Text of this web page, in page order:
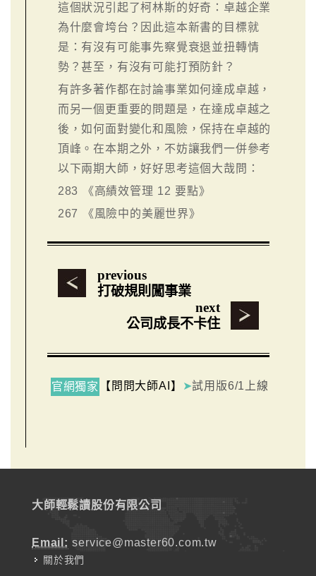
這個狀況引起了柯林斯的好奇：卓越企業
為什麼會垮台？因此這本新書的目標就
是：有沒有可能事先察覺衰退並扭轉情
勢？甚至，有沒有可能打預防針？
有許多著作都在討論事業如何達成卓越，
而另一個更重要的問題是，在達成卓越之
後，如何面對變化和風險，保持在卓越的
頂峰。在本期之外，不妨讓我們一併參考
以下兩期大師，好好思考這個大哉問：
283
《高績效管理 12 要點》
267
《風險中的美麗世界》
previous
打破規則闖事業
next
公司成長不卡住
官網獨家 【問問大師AI】 ➤試用版6/1上線
大師輕鬆讀股份有限公司
Email: service@master60.com.tw
關於我們